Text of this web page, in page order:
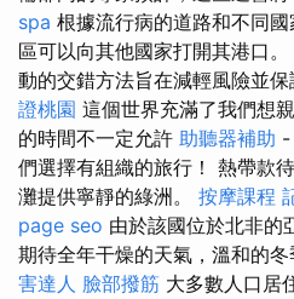
spa 根據流行病的道路和不同
區可以向其他國家打開其港口。
動的交錯方法旨在減輕風險並保
證桃園 這個世界充滿了我們想
的時間不一定允許 助聽器補助 -
們選擇有組織的旅行！ 熱帶款
灘提供寧靜的綠洲。 按摩課程
page seo 由於該國位於北非的
期待全年干燥的天氣，溫和的冬
害達人 臉部撥筋 大多數人口居